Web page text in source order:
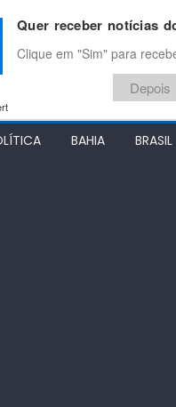
BAHIA BRASIL
Quer receber notícias
Clique em "Sim" para
Depois